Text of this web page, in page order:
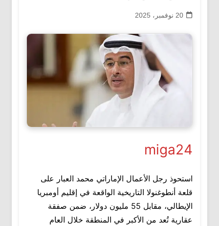
20 نوفمبر، 2025
miga24
استحوذ رجل الأعمال الإماراتي محمد العبار على
قلعة أنطوغنولا التاريخية الواقعة في إقليم أومبريا
الإيطالي، مقابل 55 مليون دولار، ضمن صفقة
عقارية تُعد من الأكبر في المنطقة خلال العام